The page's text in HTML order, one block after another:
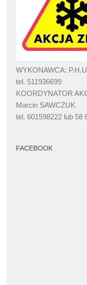
WYKONAWCA:
tel. 511936699
KOORDYNATOR
Marcin SAWCZUK
tel. 601598222 lub 58
FACEBOOK